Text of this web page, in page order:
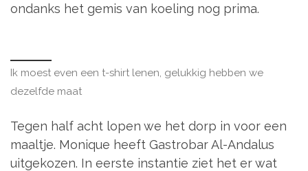
ondanks het gemis van koeling nog prima.
Ik moest even een t-shirt lenen, gelukkig hebben we
dezelfde maat
Tegen half acht lopen we het dorp in voor een
maaltje. Monique heeft Gastrobar Al-Andalus
uitgekozen. In eerste instantie ziet het er wat